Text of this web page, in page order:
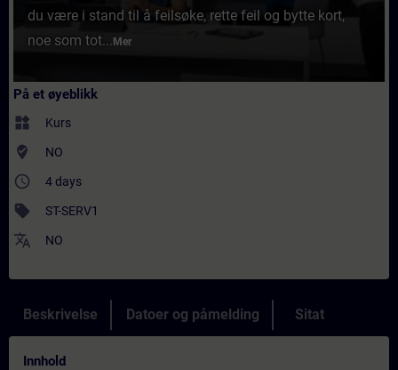
du være i stand til å feilsøke, rette feil og bytte kort,
noe som tot... Mer
På et øyeblikk
widgets Kurs
where_to_vote NO
access_time 4 days
sell ST-SERV1
translate NO
Beskrivelse Datoer og påmelding Sitat
Innhold